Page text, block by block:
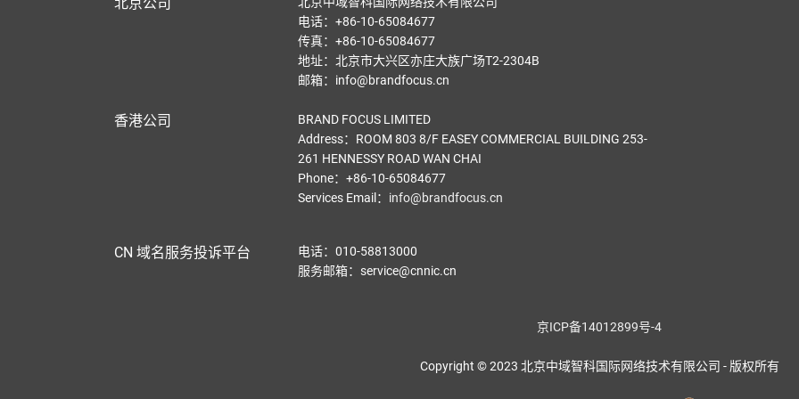
电话：+86-10-65084677
传真：+86-10-65084677
地址：北京市大兴区亦庄大族广场T2-2304B
邮箱：info@brandfocus.cn
香港公司
BRAND FOCUS LIMITED
Address：ROOM 803 8/F EASEY COMMERCIAL BUILDING 253-
261 HENNESSY ROAD WAN CHAI
Phone：+86-10-65084677
Services Email ： info@brandfocus.cn
CN 域名服务投诉平台
电话：010-58813000
服务邮箱：service@cnnic.cn
京ICP备14012899号-4
Copyright © 2023 北京中域智科国际网络技术有限公司 - 版权所有